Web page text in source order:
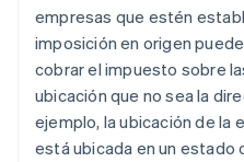
empresas que estén
imposición en origen
cobrar el impuesto sobre
ubicación que no sea la
ejemplo, la ubicación de la
está ubicada en un estado